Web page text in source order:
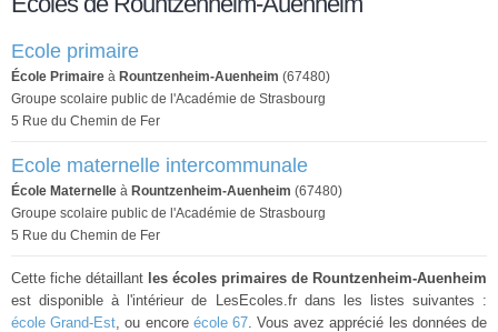
Ecole primaire
École Primaire à Rountzenheim-Auenheim (67480)
Groupe scolaire public de l'Académie de Strasbourg
5 Rue du Chemin de Fer
Ecole maternelle intercommunale
École Maternelle à Rountzenheim-Auenheim (67480)
Groupe scolaire public de l'Académie de Strasbourg
5 Rue du Chemin de Fer
Cette fiche détaillant les écoles primaires de Rountzenheim-Auenheim
est disponible à l'intérieur de LesEcoles.fr dans les listes suivantes :
école Grand-Est, ou encore école 67. Vous avez apprécié les données de